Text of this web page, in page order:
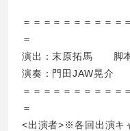
＝＝＝＝＝＝＝＝＝＝
＝
演出：末原拓馬 脚本
演奏：門田JAW晃介
＝＝＝＝＝＝＝＝＝＝
＝
<出演者>※各回出演キ